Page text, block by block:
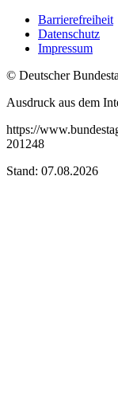
Barrierefreiheit
Datenschutz
Impressum
© Deutscher
Ausdruck aus dem
https://
201248
Stand: 07.08.2026